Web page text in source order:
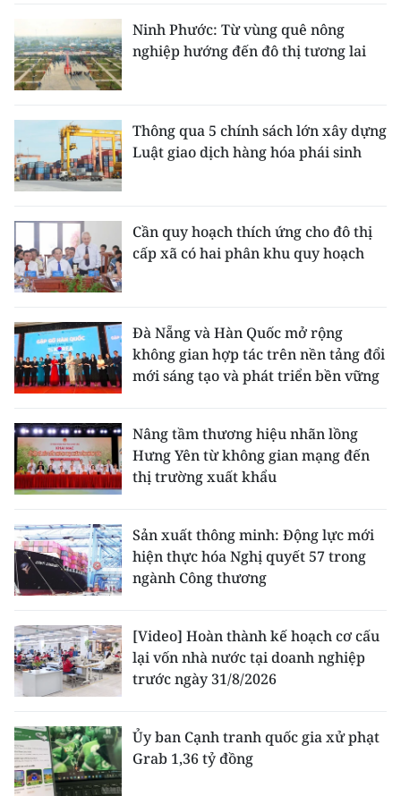
Ninh Phước: Từ vùng quê nông
nghiệp hướng đến đô thị tương lai
Thông qua 5 chính sách lớn xây dựng
Luật giao dịch hàng hóa phái sinh
Cần quy hoạch thích ứng cho đô thị
cấp xã có hai phân khu quy hoạch
Đà Nẵng và Hàn Quốc mở rộng
không gian hợp tác trên nền tảng đổi
mới sáng tạo và phát triển bền vững
Nâng tầm thương hiệu nhãn lồng
Hưng Yên từ không gian mạng đến
thị trường xuất khẩu
Sản xuất thông minh: Động lực mới
hiện thực hóa Nghị quyết 57 trong
ngành Công thương
[Video] Hoàn thành kế hoạch cơ cấu
lại vốn nhà nước tại doanh nghiệp
trước ngày 31/8/2026
Ủy ban Cạnh tranh quốc gia xử phạt
Grab 1,36 tỷ đồng